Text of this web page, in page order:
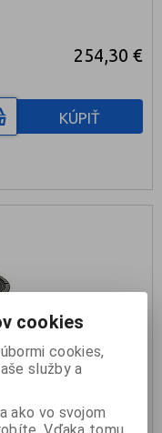
254,30 €
KÚPIŤ
cookies
cookies,
služby a
ako vo svojom
Vďaka tomu